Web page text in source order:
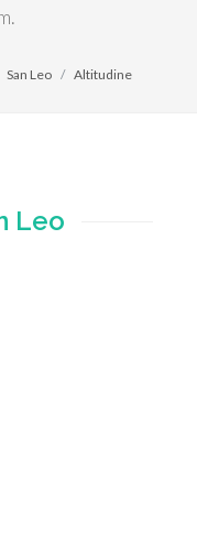
San Leo Altitudine
Leo